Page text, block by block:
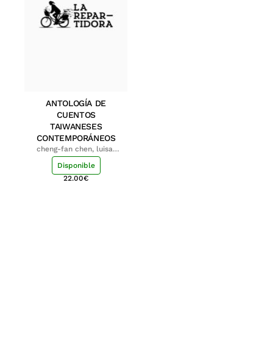
ANTOLOGÍA DE
CUENTOS
TAIWANESES
CONTEMPORÁNEOS
cheng-fan chen, luisa;
shu-ying chang, luisa
Disponible
22.00€